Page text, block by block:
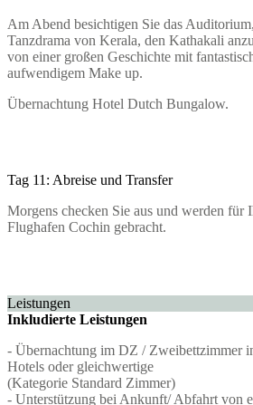
Am Abend besichtigen Sie das
Tanzdrama von Kerala, den Kathakali
von einer großen Geschichte mit
aufwendigem Make up.
Übernachtung Hotel Dutch Bungalow.
Tag 11: Abreise und Transfer
Morgens checken Sie aus und werden für
Flughafen Cochin gebracht.
Leistungen
Inkludierte Leistungen
- Übernachtung im DZ / Zweibettzimmer
Hotels oder gleichwertige
(Kategorie Standard Zimmer)
- Unterstützung bei Ankunft/ Abfahrt von